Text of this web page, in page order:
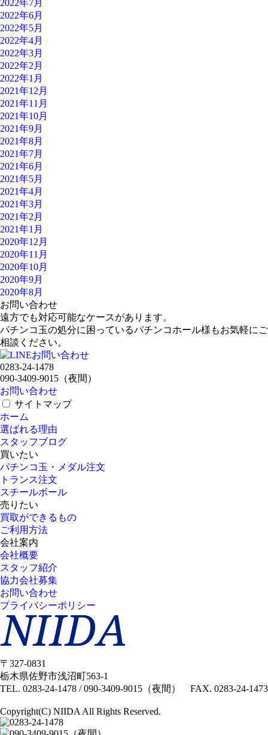
2022年7月
2022年6月
2022年5月
2022年4月
2022年3月
2022年2月
2022年1月
2021年12月
2021年11月
2021年10月
2021年9月
2021年8月
2021年7月
2021年6月
2021年5月
2021年4月
2021年3月
2021年2月
2021年1月
2020年12月
2020年11月
2020年10月
2020年9月
2020年8月
お問い合わせ
遠方でも対応可能なケースがあります。
パチンコ玉の処分に困っているパチンコホール様もお気軽にご
相談ください。
0283-24-1478
090-3409-9015 （夜間）
お問い合わせ
サイトマップ
ホーム
選ばれる理由
スタッフブログ
買いたい
パチンコ玉・メダル注文
トランス注文
スチールボール
売りたい
買取ができるもの
ご利用方法
会社案内
会社概要
スタッフ紹介
協力会社募集
お問い合わせ
プライバシーポリシー
〒327-0831
栃木県佐野市浅沼町563-1
TEL. 0283-24-1478 /090-3409-9015（夜間） FAX. 0283-24-1473
Copyright(C) NIIDA All Rights Reserved.